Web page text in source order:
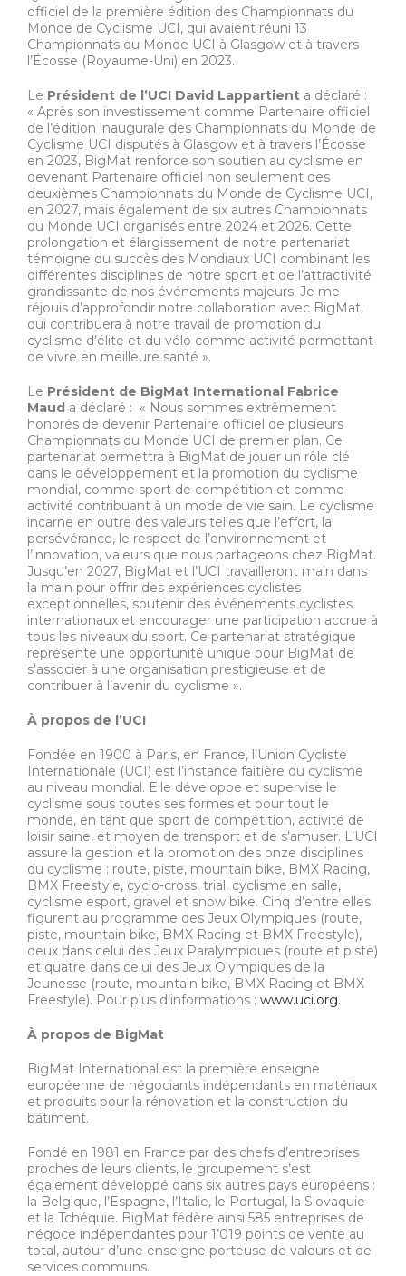
officiel de la première édition des Championnats du
Monde de Cyclisme UCI, qui avaient réuni 13
Championnats du Monde UCI à Glasgow et à travers
l’Écosse (Royaume-Uni) en 2023.
Le Président de l’UCI David Lappartient a déclaré :
« Après son investissement comme Partenaire officiel
de l’édition inaugurale des Championnats du Monde de
Cyclisme UCI disputés à Glasgow et à travers l’Écosse
en 2023, BigMat renforce son soutien au cyclisme en
devenant Partenaire officiel non seulement des
deuxièmes Championnats du Monde de Cyclisme UCI,
en 2027, mais également de six autres Championnats
du Monde UCI organisés entre 2024 et 2026. Cette
prolongation et élargissement de notre partenariat
témoigne du succès des Mondiaux UCI combinant les
différentes disciplines de notre sport et de l’attractivité
grandissante de nos événements majeurs. Je me
réjouis d’approfondir notre collaboration avec BigMat,
qui contribuera à notre travail de promotion du
cyclisme d’élite et du vélo comme activité permettant
de vivre en meilleure santé ».
Le Président de BigMat International Fabrice
Maud a déclaré : « Nous sommes extrêmement
honorés de devenir Partenaire officiel de plusieurs
Championnats du Monde UCI de premier plan. Ce
partenariat permettra à BigMat de jouer un rôle clé
dans le développement et la promotion du cyclisme
mondial, comme sport de compétition et comme
activité contribuant à un mode de vie sain. Le cyclisme
incarne en outre des valeurs telles que l’effort, la
persévérance, le respect de l’environnement et
l’innovation, valeurs que nous partageons chez BigMat.
Jusqu’en 2027, BigMat et l’UCI travailleront main dans
la main pour offrir des expériences cyclistes
exceptionnelles, soutenir des événements cyclistes
internationaux et encourager une participation accrue à
tous les niveaux du sport. Ce partenariat stratégique
représente une opportunité unique pour BigMat de
s’associer à une organisation prestigieuse et de
contribuer à l’avenir du cyclisme ».
À propos de l’UCI
Fondée en 1900 à Paris, en France, l’Union Cycliste
Internationale (UCI) est l’instance faîtière du cyclisme
au niveau mondial. Elle développe et supervise le
cyclisme sous toutes ses formes et pour tout le
monde, en tant que sport de compétition, activité de
loisir saine, et moyen de transport et de s’amuser. L’UCI
assure la gestion et la promotion des onze disciplines
du cyclisme : route, piste, mountain bike, BMX Racing,
BMX Freestyle, cyclo-cross, trial, cyclisme en salle,
cyclisme esport, gravel et snow bike. Cinq d’entre elles
figurent au programme des Jeux Olympiques (route,
piste, mountain bike, BMX Racing et BMX Freestyle),
deux dans celui des Jeux Paralympiques (route et piste)
et quatre dans celui des Jeux Olympiques de la
Jeunesse (route, mountain bike, BMX Racing et BMX
Freestyle). Pour plus d’informations : www.uci.org.
À propos de BigMat
BigMat International est la première enseigne
européenne de négociants indépendants en matériaux
et produits pour la rénovation et la construction du
bâtiment.
Fondé en 1981 en France par des chefs d’entreprises
proches de leurs clients, le groupement s’est
également développé dans six autres pays européens :
la Belgique, l’Espagne, l’Italie, le Portugal, la Slovaquie
et la Tchéquie. BigMat fédère ainsi 585 entreprises de
négoce indépendantes pour 1’019 points de vente au
total, autour d’une enseigne porteuse de valeurs et de
services communs.